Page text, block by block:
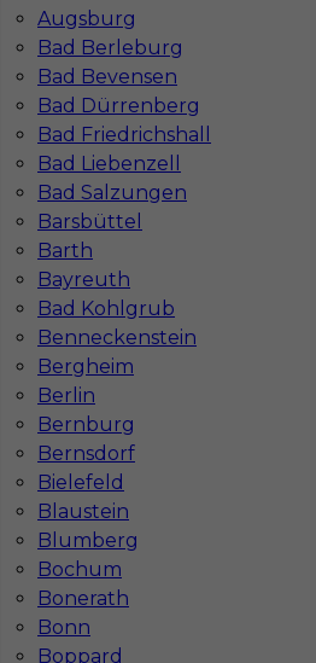
Augsburg
Bad Berleburg
Bad Bevensen
Bad Dürrenberg
Bad Friedrichshall
Bad Liebenzell
Bad Salzungen
Barsbüttel
Barth
Bayreuth
Bad Kohlgrub
Benneckenstein
Bergheim
Berlin
Bernburg
Bernsdorf
Bielefeld
Blaustein
Blumberg
Bochum
Bonerath
Bonn
Boppard
Stolarz / Monter mebli -
Kategoria Stolarz
Lokalizacja
Wymagane języki
Stawka 21 - 22 € / h
1
Znaleziono 4 wyników